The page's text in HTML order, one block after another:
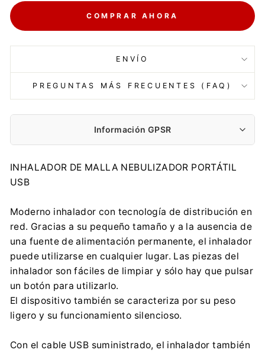
COMPRAR AHORA
ENVÍO
PREGUNTAS MÁS FRECUENTES (FAQ)
Información GPSR
Fabricante:
Centrumelektroniki.EU Sp. z o.o.
+48 32 284 72 22
Importador:
Centrumelektroniki.EU Sp. z o.o.
Korfantego 7, 42-600 Tarnowskie Góry
contact@centrumelektroniki.pl
+48 32 284 72 22
INHALADOR DE MALLA NEBULIZADOR PORTÁTIL
USB
Moderno inhalador con tecnología de distribución en
red. Gracias a su pequeño tamaño y a la ausencia de
una fuente de alimentación permanente, el inhalador
puede utilizarse en cualquier lugar. Las piezas del
inhalador son fáciles de limpiar y sólo hay que pulsar
un botón para utilizarlo.
El dispositivo también se caracteriza por su peso
ligero y su funcionamiento silencioso.
Con el cable USB suministrado, el inhalador también